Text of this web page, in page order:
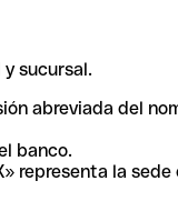
sucursal.
abreviada del
banco.
representa la